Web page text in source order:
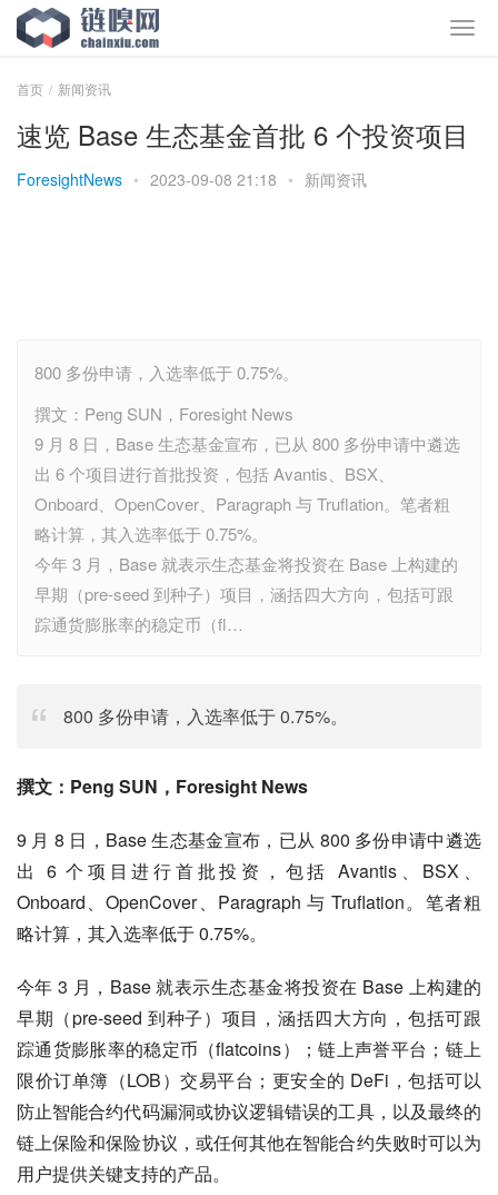
首页 新闻资讯
速览 Base 生态基金首批 6 个投资项目
ForesightNews • 2023-09-08 21:18 • 新闻资讯
800 多份申请，入选率低于 0.75%。
撰文：Peng SUN，Foresight News
9 月 8 日，Base 生态基金宣布，已从 800 多份申请中遴选
出 6 个项目进行首批投资，包括 Avantis、BSX、
Onboard、OpenCover、Paragraph 与 Truflation。笔者粗
略计算，其入选率低于 0.75%。
今年 3 月，Base 就表示生态基金将投资在 Base 上构建的
早期（pre-seed 到种子）项目，涵括四大方向，包括可跟
踪通货膨胀率的稳定币（fl…
800 多份申请，入选率低于 0.75%。
撰文：Peng SUN，Foresight News
9 月 8 日，Base 生态基金宣布，已从 800 多份申请中遴选
出 6 个项目进行首批投资，包括 Avantis、BSX、
Onboard、OpenCover、Paragraph 与 Truflation。笔者粗
略计算，其入选率低于 0.75%。
今年 3 月，Base 就表示生态基金将投资在 Base 上构建的
早期（pre-seed 到种子）项目，涵括四大方向，包括可跟
踪通货膨胀率的稳定币（flatcoins）；链上声誉平台；链上
限价订单簿（LOB）交易平台；更安全的 DeFi，包括可以
防止智能合约代码漏洞或协议逻辑错误的工具，以及最终的
链上保险和保险协议，或任何其他在智能合约失败时可以为
用户提供关键支持的产品。